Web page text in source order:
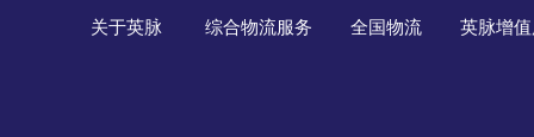
关于英脉 综合物流服务 全国物流 英脉增